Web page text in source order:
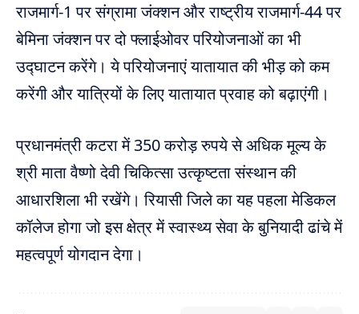
राजमार्ग-1 पर संग्रामा जंक्शन और राष्ट्रीय राजमार्ग-44 पर
बेमिना जंक्शन पर दो फ्लाईओवर परियोजनाओं का भी
उद्घाटन करेंगे। ये परियोजनाएं यातायात की भीड़ को कम
करेंगी और यात्रियों के लिए यातायात प्रवाह को बढ़ाएंगी।
प्रधानमंत्री कटरा में 350 करोड़ रुपये से अधिक मूल्य के
श्री माता वैष्णो देवी चिकित्सा उत्कृष्टता संस्थान की
आधारशिला भी रखेंगे। रियासी जिले का यह पहला मेडिकल
कॉलेज होगा जो इस क्षेत्र में स्वास्थ्य सेवा के बुनियादी ढांचे में
महत्वपूर्ण योगदान देगा।